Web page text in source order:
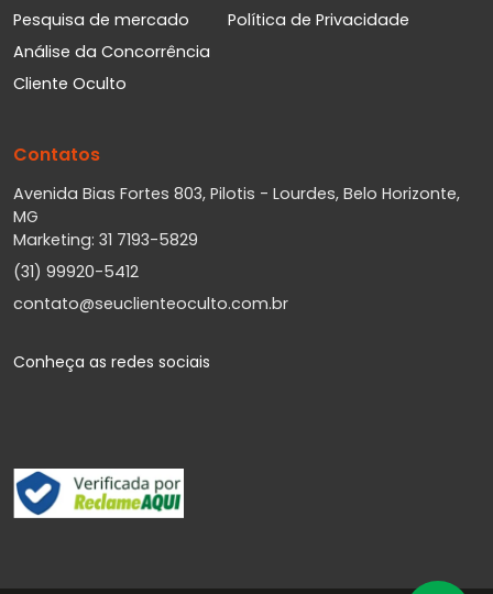
Pesquisa de mercado
Análise da Concorrência
Cliente Oculto
Política de Privacidade
Contatos
Avenida Bias Fortes 803, Pilotis - Lourdes, Belo Horizonte,
MG
Marketing: 31 7193-5829
(31) 99920-5412
contato@seuclienteoculto.com.br
Conheça as redes sociais